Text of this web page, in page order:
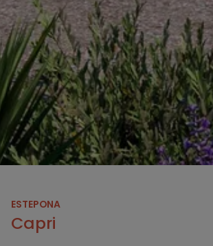
ESTEPONA
Capri